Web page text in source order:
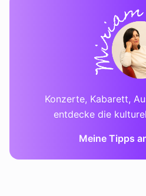
Konzerte, Kabarett,
entdecke die
Meine Tipps